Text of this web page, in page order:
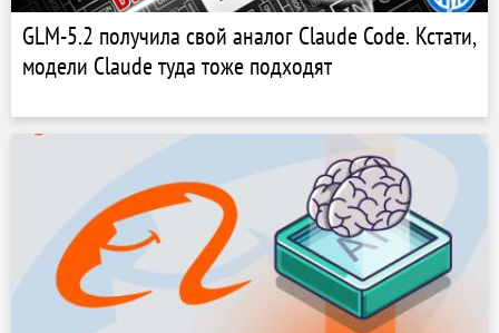
GLM-5.2 получила свой аналог Claude Code. Кстати,
модели Claude туда тоже подходят